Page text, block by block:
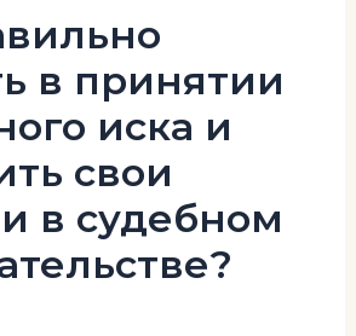
в принятии
иска и
свои
в судебном